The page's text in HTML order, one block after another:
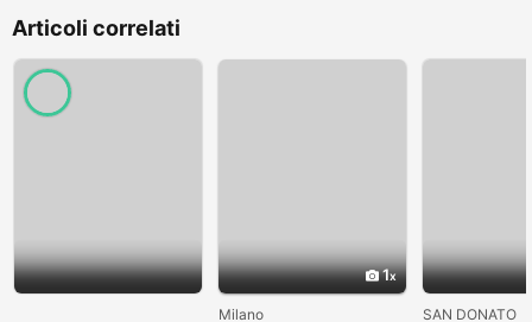
Articoli correlati
1
Milano SAN DONATO